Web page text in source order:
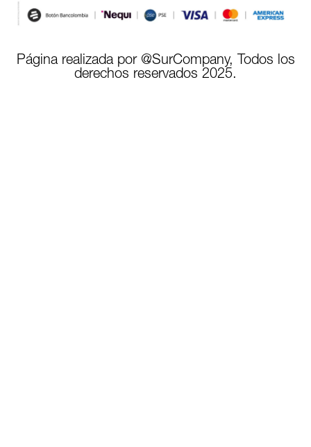
Página realizada por @SurCompany, Todos los
derechos reservados 2025.